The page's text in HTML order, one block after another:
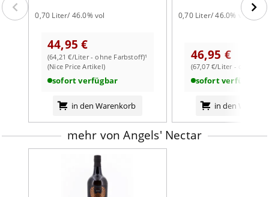
0,70 Liter/ 46.0% vol
44,95 €
(64,21 €/Liter - ohne Farbstoff)¹
(Nice Price Artikel)
sofort verfügbar
in den Warenkorb
0,70 Liter/ 46.0% vol
46,95 €
(67,07 €/Liter - ohne
sofort verfügbar
in den
mehr von Angels' Nectar